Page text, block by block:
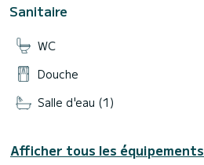
Sanitaire
WC
Douche
Salle d'eau (1)
Afficher tous les équipements